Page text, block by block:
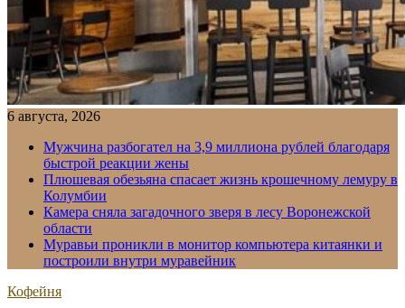
6 августа, 2026
Мужчина разбогател на 3,9 миллиона рублей благодаря
быстрой реакции жены
Плюшевая обезьяна спасает жизнь крошечному лемуру в
Колумбии
Камера сняла загадочного зверя в лесу Воронежской
области
Муравьи проникли в монитор компьютера китаянки и
построили внутри муравейник
Кофейня